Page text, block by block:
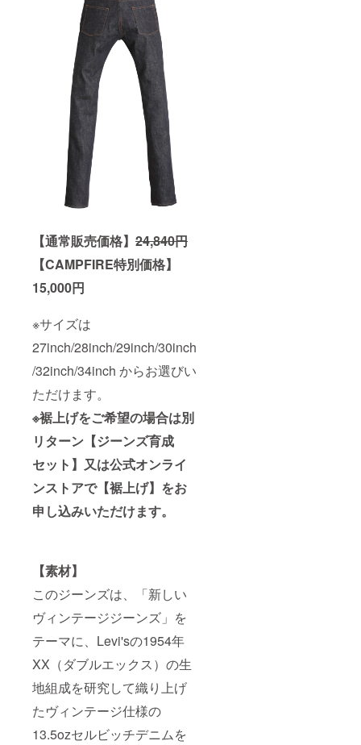
【通常販売価格】 24,840円
【CAMPFIRE特別価格】
15,000円
※サイズは
27inch/28inch/29inch/30inch
/32inch/34inch からお選びい
ただけます。
※裾上げをご希望の場合は別
リターン【ジーンズ育成
セット】又は公式オンライ
ンストアで【裾上げ】をお
申し込みいただけます。
【素材】
このジーンズは、「新しい
ヴィンテージジーンズ」を
テーマに、Levi'sの1954年
XX（ダブルエックス）の生
地組成を研究して織り上げ
たヴィンテージ仕様の
13.5ozセルビッチデニムを